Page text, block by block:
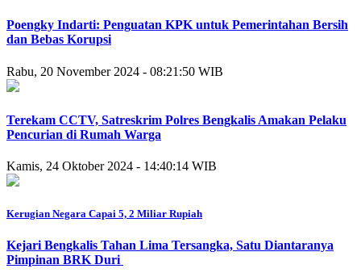
Poengky Indarti: Penguatan KPK untuk Pemerintahan Bersih
dan Bebas Korupsi
Rabu, 20 November 2024 - 08:21:50 WIB
Terekam CCTV, Satreskrim Polres Bengkalis Amakan Pelaku
Pencurian di Rumah Warga
Kamis, 24 Oktober 2024 - 14:40:14 WIB
Kerugian Negara Capai 5, 2 Miliar Rupiah
Kejari Bengkalis Tahan Lima Tersangka, Satu Diantaranya
Pimpinan BRK Duri